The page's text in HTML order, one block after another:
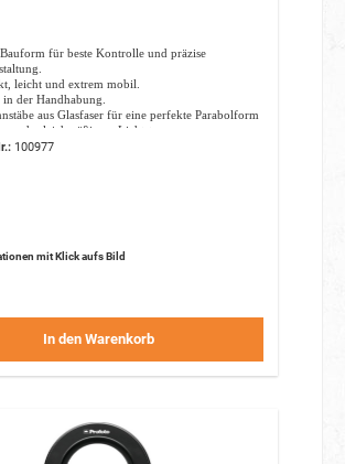
für beste Kontrolle und präzise
leicht und extrem mobil.
der Handhabung.
aus Glasfaser für eine perfekte Parabolform
noch gleichmäßigere Lichtstreuung.
aus hitzebeständigen, hochwertigen Materialien.
wird er in einer gelabelten Tasche, die den
100977
mit Klick aufs Bild
In den Warenkorb